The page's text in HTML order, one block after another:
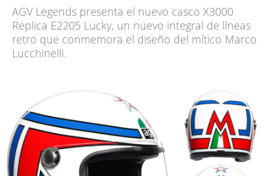
AGV Legends presenta el nuevo casco X3000
Replica E2205 Lucky, un nuevo integral de líneas
retro que conmemora el diseño del mítico Marco
Lucchinelli.